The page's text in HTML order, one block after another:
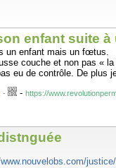
enfant suite
un enfant mais un fœtus.
couche et non pas «
eu de contrôle. De
- - https://